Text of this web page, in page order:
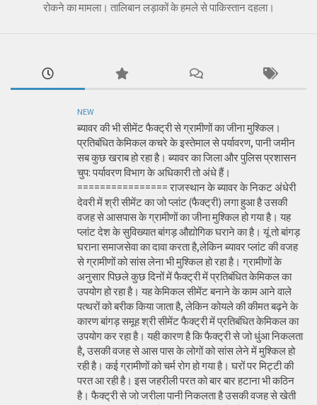
रोकने का मामला। तालिबान लड़ाकों के हमले से पाकिस्तान दहला।
NEW
ब्यावर की भी सीमेंट फैक्ट्री से ग्रामीणों का जीना मुश्किल।
प्रतिबंधित केमिकल कचरे के इस्तेमाल से पर्यावरण, पानी जमीन
सब कुछ खराब हो रहा है। ब्यावर का जिला और पुलिस प्रशासन
चुप: पर्यावरण विभाग के अधिकारी तो अंधे हैं।
================ राजस्थान के ब्यावर के निकट अंधेरी
देवरी में श्री सीमेंट का जो प्लांट (फैक्ट्री) लगा हुआ है उसकी
वजह से आसपास के ग्रामीणों का जीना मुश्किल हो गया है। यह
प्लांट देश के सुविख्यात बांगड़ औद्योगिक घराने का है। यूं तो बांगड़
घराना समाजसेवा का दावा करता है,लेकिन ब्यावर प्लांट की वजह
से ग्रामीणों को सांस लेना भी मुश्किल हो रहा है। ग्रामीणों के
अनुसार पिछले कुछ दिनों में फैक्ट्री में प्रतिबंधित केमिकल का
उपयोग हो रहा है। यह केमिकल सीमेंट बनाने के काम आने वाले
पत्थरों को बरीक किया जाता है, लेकिन कोयले की कीमत बढ़ने के
कारण बांगड़ समूह श्री सीमेंट फैक्ट्री में प्रतिबंधित केमिकल का
उपयोग कर रहा है। यही कारण है कि फैक्ट्री से जो धुंआ निकलता
है, उसकी वजह से आस पास के लोगों को सांस लेने में मुश्किल हो
रही है। कई ग्रामीणों को चर्म रोग हो गया है। घरों पर मिट्टी की
परत आ रही है। इस जहरीली परत को बार बार हटाना भी कठिन
है। फैक्ट्री से जो जरीला पानी निकलता है उसकी वजह से खेती